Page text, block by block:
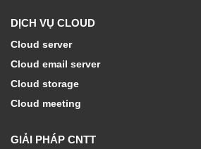
DỊCH VỤ CLOUD
Cloud server
Cloud email server
Cloud storage
Cloud meeting
GIẢI PHÁP CNTT